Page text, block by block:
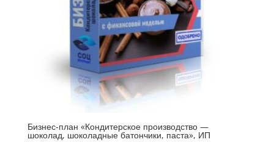
Бизнес-план «Кондитерское производство —
шоколад, шоколадные батончики, паста», ИП